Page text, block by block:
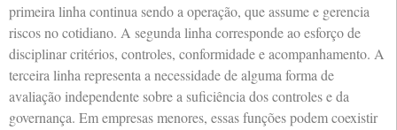
primeira linha continua sendo a operação, que assume e gerencia
riscos no cotidiano. A segunda linha corresponde ao esforço de
disciplinar critérios, controles, conformidade e acompanhamento. A
terceira linha representa a necessidade de alguma forma de
avaliação independente sobre a suficiência dos controles e da
governança. Em empresas menores, essas funções podem coexistir